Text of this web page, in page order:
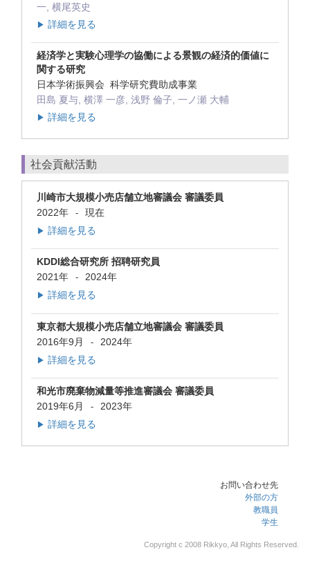
一, 横尾英史
▶ 詳細を見る
経済学と実験心理学の協働による景観の経済的価値に
関する研究
日本学術振興会 科学研究費助成事業
田島 夏与, 横澤 一彦, 浅野 倫子, 一ノ瀬 大輔
▶ 詳細を見る
社会貢献活動
川崎市大規模小売店舗立地審議会 審議委員
2022年
- 現在
▶ 詳細を見る
KDDI総合研究所 招聘研究員
2021年
- 2024年
▶ 詳細を見る
東京都大規模小売店舗立地審議会 審議委員
2016年9月
- 2024年
▶ 詳細を見る
和光市廃棄物減量等推進審議会 審議委員
2019年6月
- 2023年
▶ 詳細を見る
お問い合わせ先
外部の方
教職員
学生
Copyright c 2008 Rikkyo, All Rights Reserved.